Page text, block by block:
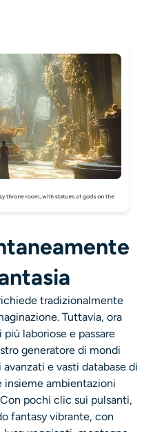
AI
tradizionalmente
Tuttavia, ora
laboriose e passare
generatore di mondi
e vasti database di
ambientazioni
pochi clic sui pulsanti,
fantasy vibrante, con